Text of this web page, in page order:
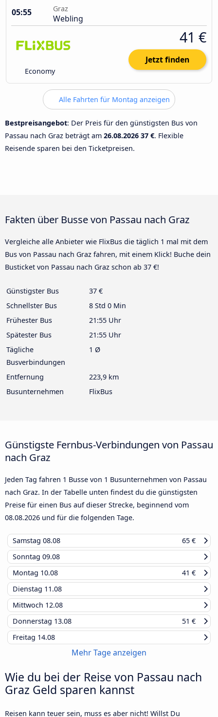
05:55
Graz
Webling
Economy
41 €
Jetzt finden
Alle Fahrten für Montag anzeigen
Bestpreisangebot: Der Preis für den günstigsten Bus von
Passau nach Graz beträgt am 26.08.2026 37 €. Flexible
Reisende sparen bei den Ticketpreisen.
Fakten über Busse von Passau nach Graz
Vergleiche alle Anbieter wie FlixBus die täglich 1 mal mit dem
Bus von Passau nach Graz fahren, mit einem Klick! Buche dein
Busticket von Passau nach Graz schon ab 37 €!
Günstigster Bus
37 €
Schnellster Bus
8 Std 0 Min
Frühester Bus
21:55 Uhr
Spätester Bus
21:55 Uhr
Tägliche
Busverbindungen
1 Ø
Entfernung
223,9 km
Busunternehmen
FlixBus
Günstigste Fernbus-Verbindungen von Passau
nach Graz
Jeden Tag fahren 1 Busse von 1 Busunternehmen von Passau
nach Graz. In der Tabelle unten findest du die günstigsten
Preise für einen Bus auf dieser Strecke, beginnend vom
08.08.2026 und für die folgenden Tage.
Samstag 08.08
65 €
Sonntag 09.08
Montag 10.08
41 €
Dienstag 11.08
Mittwoch 12.08
Donnerstag 13.08
51 €
Freitag 14.08
Mehr Tage anzeigen
Wie du bei der Reise von Passau nach
Graz Geld sparen kannst
Reisen kann teuer sein, muss es aber nicht! Willst Du